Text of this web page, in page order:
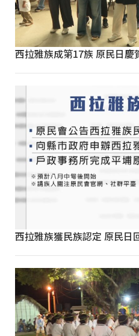
西拉雅族成第17族 原民日慶
西拉雅族獲民族認定 原民日